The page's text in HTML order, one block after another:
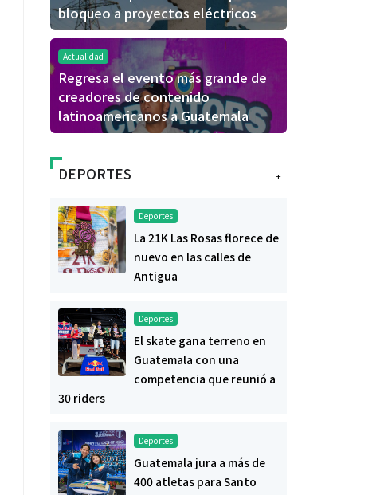
bloqueo a proyectos eléctricos
Actualidad
Regresa el evento más grande de
creadores de contenido
latinoamericanos a Guatemala
+
DEPORTES
Deportes
La 21K Las Rosas florece de
nuevo en las calles de
Antigua
Deportes
El skate gana terreno en
Guatemala con una
competencia que reunió a
30 riders
Deportes
Guatemala jura a más de
400 atletas para Santo